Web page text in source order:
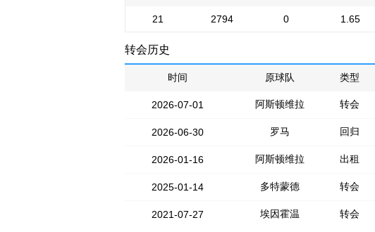
21 2794 0 1.65
转会历史
时间 原球队 类型
2026-07-01 阿斯顿维拉 转会
2026-06-30 罗马 回归
2026-01-16 阿斯顿维拉 出租
2025-01-14 多特蒙德 转会
2021-07-27 埃因霍温 转会